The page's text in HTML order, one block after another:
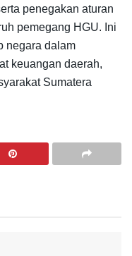
penegakan aturan
pemegang HGU. Ini
negara dalam
keuangan daerah,
Sumatera